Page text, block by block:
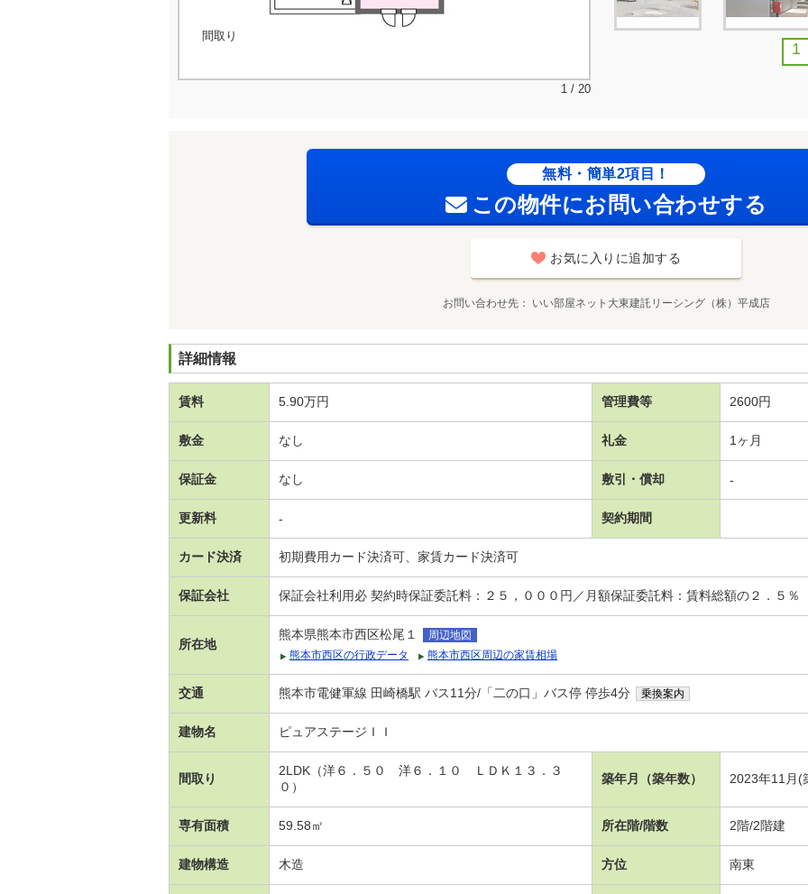
間取り
1 / 20
1
無料・簡単2項目！
この物件にお問い合わせする
お気に入りに追加する
お問い合わせ先 いい部屋ネット大東建託リーシング（株）平成店
詳細情報
賃料 5.90万円 管理費等 2600円
敷金 なし 礼金 1ヶ月
保証金 なし 敷引・償却 -
更新料 - 契約期間
カード決済 初期費用カード決済可、家賃カード決済可
保証会社 保証会社利用必 契約時保証委託料：２５，０００円／月額保証委託料：賃料総額の２．５％
所在地
熊本県熊本市西区松尾１
周辺地図
熊本市西区の行政データ
熊本市西区周辺の家賃相場
交通 熊本市電健軍線 田崎橋駅 バス11分/「二の口」バス停 停歩4分 乗換案内
建物名 ピュアステージＩＩ
間取り
2LDK（洋６．５０ 洋６．１０ ＬＤＫ１３．３
０）
築年月（築年数） 2023年11月(
専有面積 59.58㎡ 所在階/階数 2階/2階建
建物構造 木造 方位 南東